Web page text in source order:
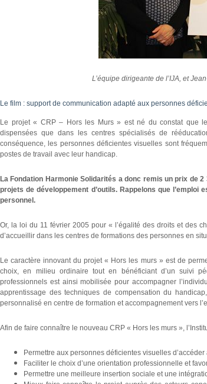
L’équipe dirigeante de l’IJA, et
Le film : support de communication adapté aux personnes
Le projet « CRP – Hors les Murs » est né du constat que
dispensées que dans les centres spécialisés de
conséquence, les personnes déficientes visuelles sont
postes de travail avec leur handicap.
La Fondation Harmonie Solidarités a donc remis un prix de
projets de développement d’outils. Rappelons que l’emploi
personnel.
Or, la loi du 11 février 2005 pour « l’égalité des droits et des
d’accueillir dans les centres de formations des personnes en
Le caractère innovant du projet « Hors les murs » est de
choix, en milieu ordinaire tout en bénéficiant d’un suivi
professionnels est ainsi mobilisée pour accompagner
apprentissage des techniques de compensation du
personnalisé en centre de formation et accompagnement vers
Afin de faire connaître le nouveau CRP « Hors les murs »,
Permettre aux personnes déficientes visuelles
Faciliter le choix d’une orientation professionnelle et
Permettre une meilleure insertion sociale et une